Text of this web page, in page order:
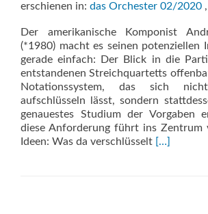
erschienen in: das Orchester 02/2020
Der amerikanische Komponist
(*1980) macht es seinen potenziellen
gerade einfach: Der Blick in die
entstandenen Streichquartetts
Notationssystem, das sich
aufschlüsseln lässt, sondern
genauestes Studium der Vorgaben
diese Anforderung führt ins Zentrum
Ideen: Was da verschlüsselt Read
[…]